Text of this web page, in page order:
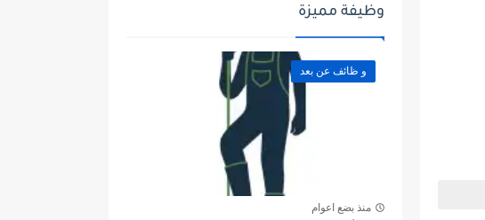
وظيفة مميزة
و ظائف عن بعد
منذ بضع اعوام